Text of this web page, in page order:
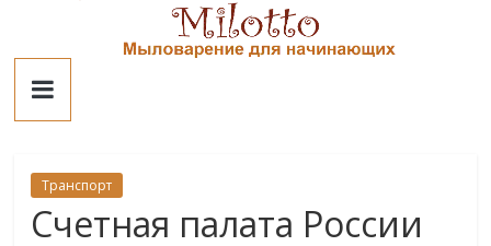
contentМилотто
Транспорт
Счетная палата России